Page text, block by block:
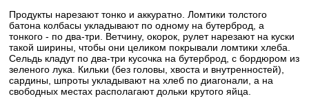
Продукты нарезают тонко и аккуратно. Ломтики толстого
батона колбасы укладывают по одному на бутерброд, а
тонкого - по два-три. Ветчину, окорок, рулет нарезают на куски
такой ширины, чтобы они целиком покрывали ломтики хлеба.
Сельдь кладут по два-три кусочка на бутерброд, с бордюром из
зеленого лука. Кильки (без головы, хвоста и внутренностей),
сардины, шпроты укладывают на хлеб по диагонали, а на
свободных местах располагают дольки крутого яйца.